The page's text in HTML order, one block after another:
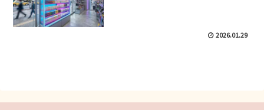
2026.01.29